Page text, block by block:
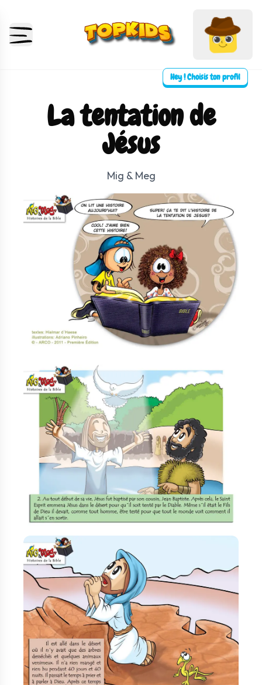
Hey ! Choisis ton profil
La tentation de
Jésus
Mig & Meg